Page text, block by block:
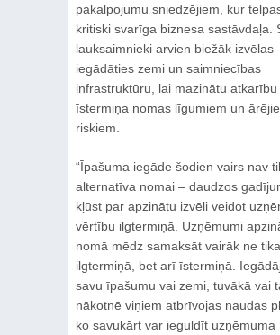
pakalpojumu sniedzējiem, kur
kritiski svarīga biznesa sastāvdaļa.
lauksaimnieki arvien biežāk izvēlas
iegādāties zemi un saimniecības
infrastruktūru, lai mazinātu atkarību
īstermiņa nomas līgumiem un
riskiem.
“Īpašuma iegāde šodien vairs nav
alternatīva nomai – daudzos
kļūst par apzinātu izvēli veidot
vērtību ilgtermiņā. Uzņēmumi
nomā mēdz samaksāt vairāk ne
ilgtermiņā, bet arī īstermiņā.
savu īpašumu vai zemi, tuvākā vai
nākotnē viņiem atbrīvojas naudas
ko savukārt var ieguldīt uzņēmuma